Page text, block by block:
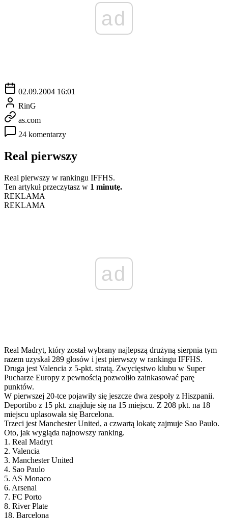
ad
02.09.2004 16:01
RinG
as.com
24 komentarzy
Real pierwszy
Real pierwszy w rankingu IFFHS.
Ten artykuł przeczytasz w 1 minutę.
REKLAMA
REKLAMA
ad
Real Madryt, który został wybrany najlepszą drużyną sierpnia tym
razem uzyskał 289 głosów i jest pierwszy w rankingu IFFHS.
Druga jest Valencia z 5-pkt. stratą. Zwycięstwo klubu w Super
Pucharze Europy z pewnością pozwoliło zainkasować parę
punktów.
W pierwszej 20-tce pojawiły się jeszcze dwa zespoły z Hiszpanii.
Deportibo z 15 pkt. znajduje się na 15 miejscu. Z 208 pkt. na 18
miejscu uplasowała się Barcelona.
Trzeci jest Manchester United, a czwartą lokatę zajmuje Sao Paulo.
Oto, jak wygląda najnowszy ranking.
1. Real Madryt
2. Valencia
3. Manchester United
4. Sao Paulo
5. AS Monaco
6. Arsenal
7. FC Porto
8. River Plate
18. Barcelona